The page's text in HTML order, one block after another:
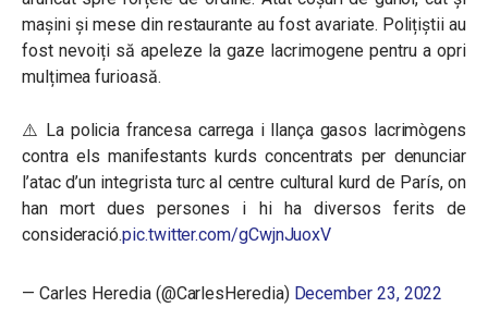
mașini și mese din restaurante au fost avariate. Polițiștii au
fost nevoiți să apeleze la gaze lacrimogene pentru a opri
mulțimea furioasă.
⚠️ La policia francesa carrega i llança gasos lacrimògens
contra els manifestants kurds concentrats per denunciar
l’atac d’un integrista turc al centre cultural kurd de París, on
han mort dues persones i hi ha diversos ferits de
consideració.pic.twitter.com/gCwjnJuoxV
— Carles Heredia (@CarlesHeredia) December 23, 2022